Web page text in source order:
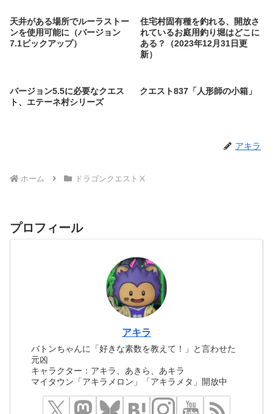
天井がある場所でルーラストー
ンを使用可能に（バージョン
7.1ピックアップ）
住宅村固有種を釣れる、開放さ
れているお庭用釣り堀はどこに
ある？（2023年12月31日更
新）
バージョン5.5に必要なクエス
ト、エテーネ村シリーズ
クエスト837「人形師の小箱」
アキラ
ホーム ドラゴンクエストⅩ
プロフィール
アキラ
バトンちゃんに「好きな素数を教えて！」と言わせた
元凶
キャラクター：アキラ、あきら、あキラ
マイタウン「アキラメロン」「アキラメタ」開放中